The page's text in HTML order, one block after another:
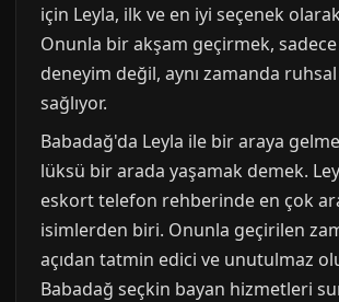
için Leyla, ilk ve en iyi seçenek olarak
Onunla bir akşam geçirmek,
deneyim değil, aynı zamanda
sağlıyor.
Babadağ'da Leyla ile bir araya
lüksü bir arada yaşamak demek.
eskort telefon rehberinde en çok
isimlerden biri. Onunla geçirilen
açıdan tatmin edici ve unutulmaz
Babadağ seçkin bayan hizmetleri